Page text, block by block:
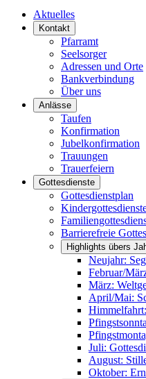
Aktuelles
Kontakt
Pfarramt
Seelsorger
Adressen und Orte
Bankverbindung
Über uns
Anlässe
Taufen
Konfirmation
Jubelkonfirmation
Trauungen
Trauerfeiern
Gottesdienste
Gottesdienstplan
Barrierefreie
Highlights übers
Neujahr:
Februar/
März:
April/Mai:
Juli:
August:
Oktober: